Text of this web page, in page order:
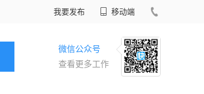
我要发布 移动端
微信公众号
查看更多工作